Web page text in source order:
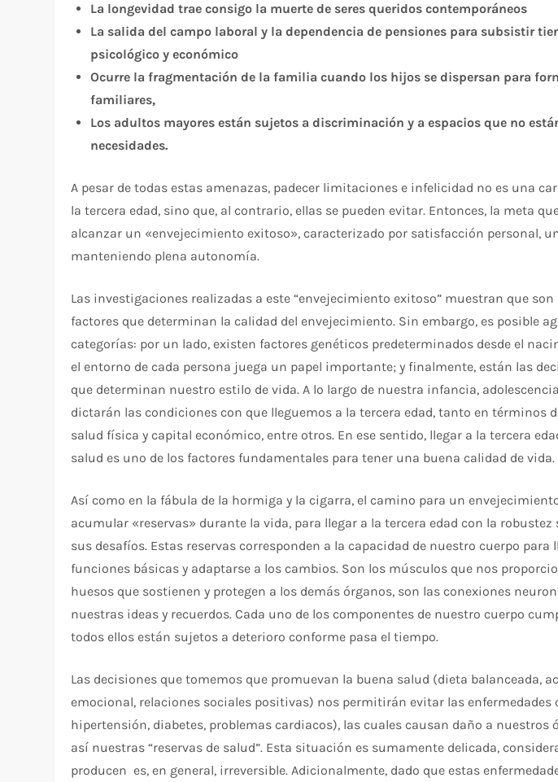
La longevidad trae consigo la muerte de seres queridos contemporáneos
La salida del campo laboral y la dependencia de pensiones para subsistir
psicológico y económico
Ocurre la fragmentación de la familia cuando los hijos se dispersan para
familiares,
Los adultos mayores están sujetos a discriminación y a espacios que no
necesidades.
A pesar de todas estas amenazas, padecer limitaciones e infelicidad no es una
la tercera edad, sino que, al contrario, ellas se pueden evitar. Entonces, la meta
alcanzar un «envejecimiento exitoso», caracterizado por satisfacción personal,
manteniendo plena autonomía.
Las investigaciones realizadas a este “envejecimiento exitoso” muestran que
factores que determinan la calidad del envejecimiento. Sin embargo, es posible
categorías: por un lado, existen factores genéticos predeterminados desde el
el entorno de cada persona juega un papel importante; y finalmente, están las
que determinan nuestro estilo de vida. A lo largo de nuestra infancia,
dictarán las condiciones con que lleguemos a la tercera edad, tanto en términos
salud física y capital económico, entre otros. En ese sentido, llegar a la tercera
salud es uno de los factores fundamentales para tener una buena calidad de vida.
Así como en la fábula de la hormiga y la cigarra, el camino para un
acumular «reservas» durante la vida, para llegar a la tercera edad con la
sus desafíos. Estas reservas corresponden a la capacidad de nuestro cuerpo para
funciones básicas y adaptarse a los cambios. Son los músculos que nos
huesos que sostienen y protegen a los demás órganos, son las conexiones
nuestras ideas y recuerdos. Cada uno de los componentes de nuestro cuerpo
todos ellos están sujetos a deterioro conforme pasa el tiempo.
Las decisiones que tomemos que promuevan la buena salud (dieta balanceada,
emocional, relaciones sociales positivas) nos permitirán evitar las enfermedades
hipertensión, diabetes, problemas cardiacos), las cuales causan daño a nuestros
así nuestras “reservas de salud”. Esta situación es sumamente delicada,
producen es, en general, irreversible. Adicionalmente, dado que estas